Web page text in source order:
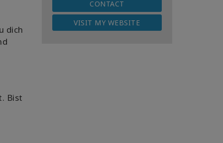
dich
Bist
CONTACT
VISIT MY WEBSITE